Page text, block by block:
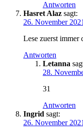
Antworten
Hasret Alaz sagt:
26. November
Lese zuerst immer
Antworten
Letanna
28.
31
Antworten
Ingrid sagt:
26. November